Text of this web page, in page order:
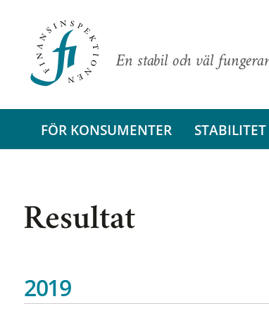
En stabil och väl
FÖR KONSUMENTER STABILITET
Resultat
2019